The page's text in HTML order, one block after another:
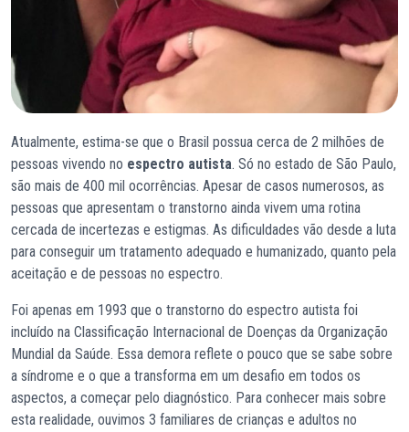
Atualmente, estima-se que o Brasil possua cerca de 2 milhões de
pessoas vivendo no espectro autista. Só no estado de São Paulo,
são mais de 400 mil ocorrências. Apesar de casos numerosos, as
pessoas que apresentam o transtorno ainda vivem uma rotina
cercada de incertezas e estigmas. As dificuldades vão desde a luta
para conseguir um tratamento adequado e humanizado, quanto pela
aceitação e de pessoas no espectro.
Foi apenas em 1993 que o transtorno do espectro autista foi
incluído na Classificação Internacional de Doenças da Organização
Mundial da Saúde. Essa demora reflete o pouco que se sabe sobre
a síndrome e o que a transforma em um desafio em todos os
aspectos, a começar pelo diagnóstico. Para conhecer mais sobre
esta realidade, ouvimos 3 familiares de crianças e adultos no